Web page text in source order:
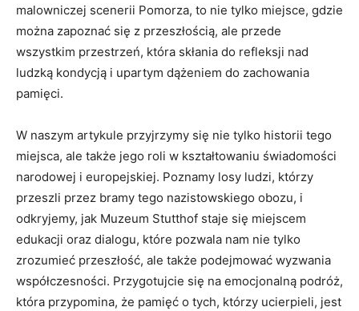
malowniczej scenerii Pomorza, to nie tylko miejsce, gdzie
można zapoznać się⁣ z przeszłością, ale przede
wszystkim ‍przestrzeń, która ‌skłania do refleksji nad
ludzką kondycją i upartym dążeniem ‍do zachowania
pamięci.
W ‌naszym‍ artykule przyjrzymy się nie ⁣tylko historii tego
miejsca, ale także jego roli w kształtowaniu świadomości
narodowej i ⁣europejskiej.⁤ Poznamy losy ludzi,⁢ którzy
przeszli przez bramy tego nazistowskiego obozu, i
odkryjemy, jak Muzeum Stutthof ⁤staje ⁢się miejscem
‌edukacji‌ oraz ‍dialogu,​ które pozwala ⁤nam nie tylko
zrozumieć przeszłość, ale⁣ także podejmować wyzwania
współczesności.‍ Przygotujcie‌ się na emocjonalną podróż,⁤
która przypomina, ​że⁤ pamięć o ​tych, którzy ucierpieli, jest